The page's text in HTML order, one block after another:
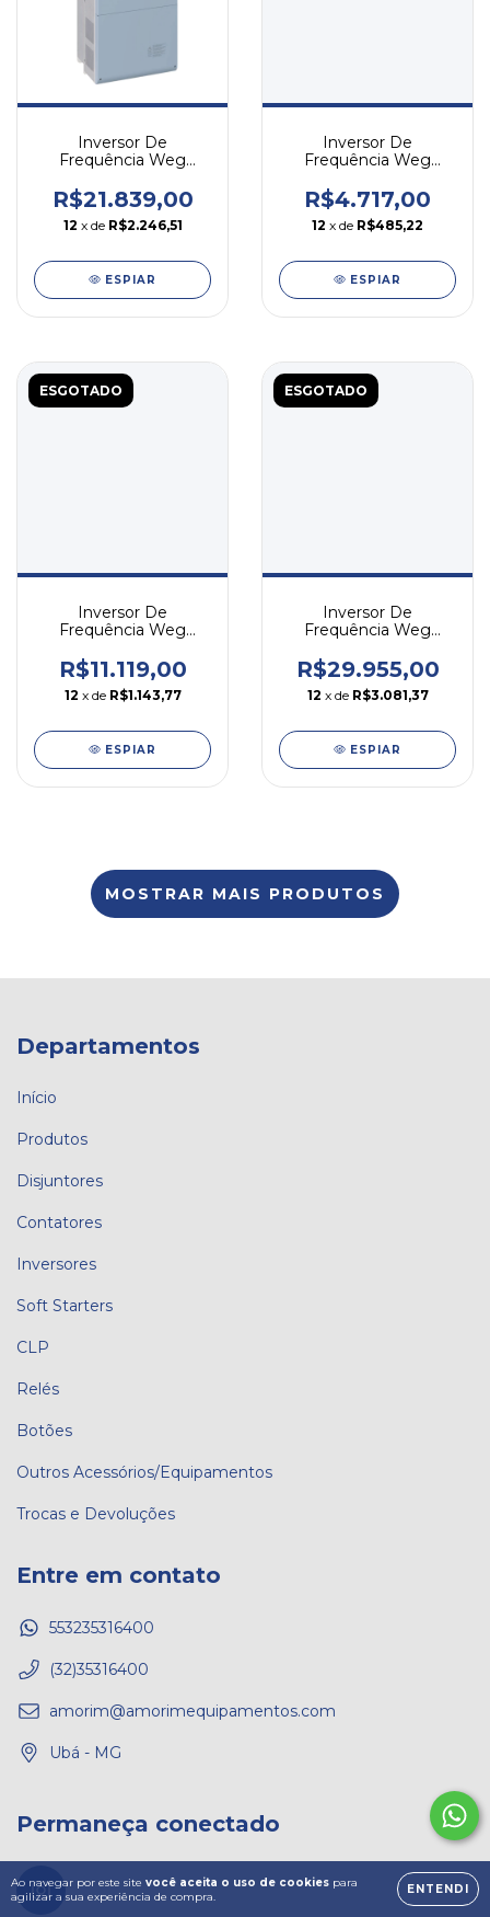
Ao navegar por este site você aceita o uso de cookies para
agilizar a sua experiência de compra.
ENTENDI
Inversor De
Frequência Weg
220v Trifásico
R$21.839,00
12 x de R$2.246,51
ESPIAR
Inversor De
Frequência Weg
220v Trifásico
R$4.717,00
12 x de R$485,22
ESPIAR
ESGOTADO
Inversor De
Frequência Weg
Trifásico
R$11.119,00
12 x de R$1.143,77
ESPIAR
ESGOTADO
Inversor De
Frequência Weg
220v Trifásico
R$29.955,00
12 x de R$3.081,37
ESPIAR
MOSTRAR MAIS PRODUTOS
Departamentos
Início
Produtos
Disjuntores
Contatores
Inversores
Soft Starters
CLP
Relés
Botões
Outros Acessórios/Equipamentos
Trocas e Devoluções
Entre em contato
553235316400
(32)35316400
amorim@amorimequipamentos.com
Ubá - MG
Permaneça conectado